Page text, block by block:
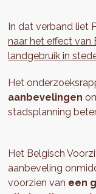
In dat verband liet
naar het effect van
landgebruik in
Het
aanbevelingen
stadsplanning
Het Belgisch
aanbeveling
voorzien van een